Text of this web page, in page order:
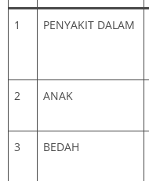
1 PENYAKIT DALAM
2 ANAK
3 BEDAH